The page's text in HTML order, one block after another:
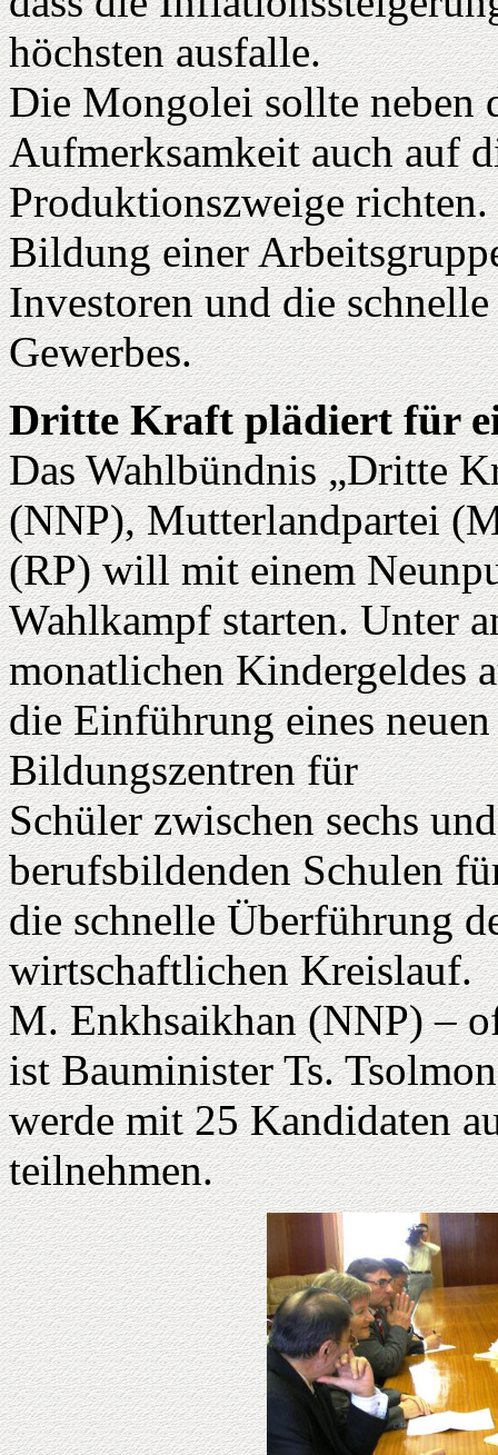
höchsten ausfalle.
Die Mongolei sollte neben
Aufmerksamkeit auch auf
Produktionszweige
Bildung einer
Investoren und die
Gewerbes.
Dritte Kraft plädiert für
Das Wahlbündnis „Dritte
(NNP), Mutterlandpartei
(RP) will mit einem
Wahlkampf starten. Unter
monatlichen Kindergeldes
die Einführung eines
Bildungszentren für
Schüler zwischen sechs
berufsbildenden Schulen
die schnelle Überführung
wirtschaftlichen Kreislauf.
M. Enkhsaikhan (NNP) –
ist Bauminister Ts.
werde mit 25 Kandidaten
teilnehmen.